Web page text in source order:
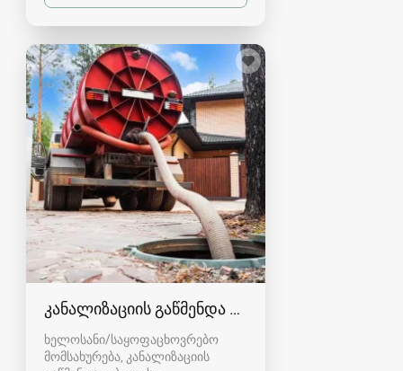
კანალიზაციის გაწმენდა თბილისი 557554000
ხელოსანი/საყოფაცხოვრებო
მომსახურება, კანალიზაციის